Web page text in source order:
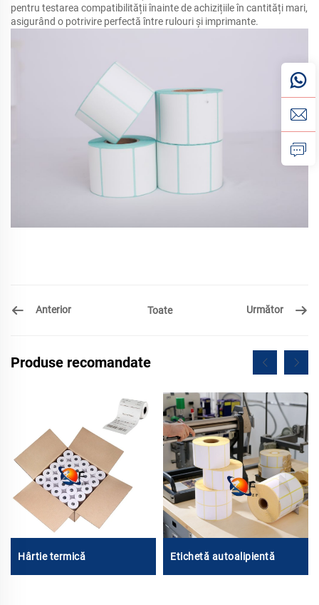
pentru testarea compatibilității înainte de achizițiile în cantități mari,
asigurând o potrivire perfectă între rulouri și imprimante.
Anterior Toate Următor
Produse recomandate
Hârtie termică Etichetă autoalipientă